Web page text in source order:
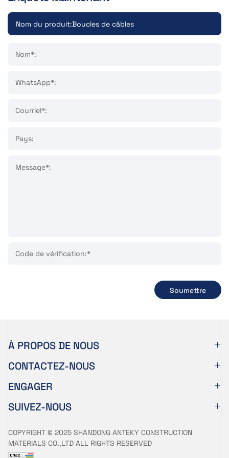
Nom*:
WhatsApp*:
Courriel*:
Pays:
Message*:
Code de vérification:*
Soumettre
À PROPOS DE NOUS
CONTACTEZ-NOUS
ENGAGER
SUIVEZ-NOUS
COPYRIGHT © 2025 SHANDONG ANTEKY CONSTRUCTION
MATERIALS CO.,LTD ALL RIGHTS RESERVED